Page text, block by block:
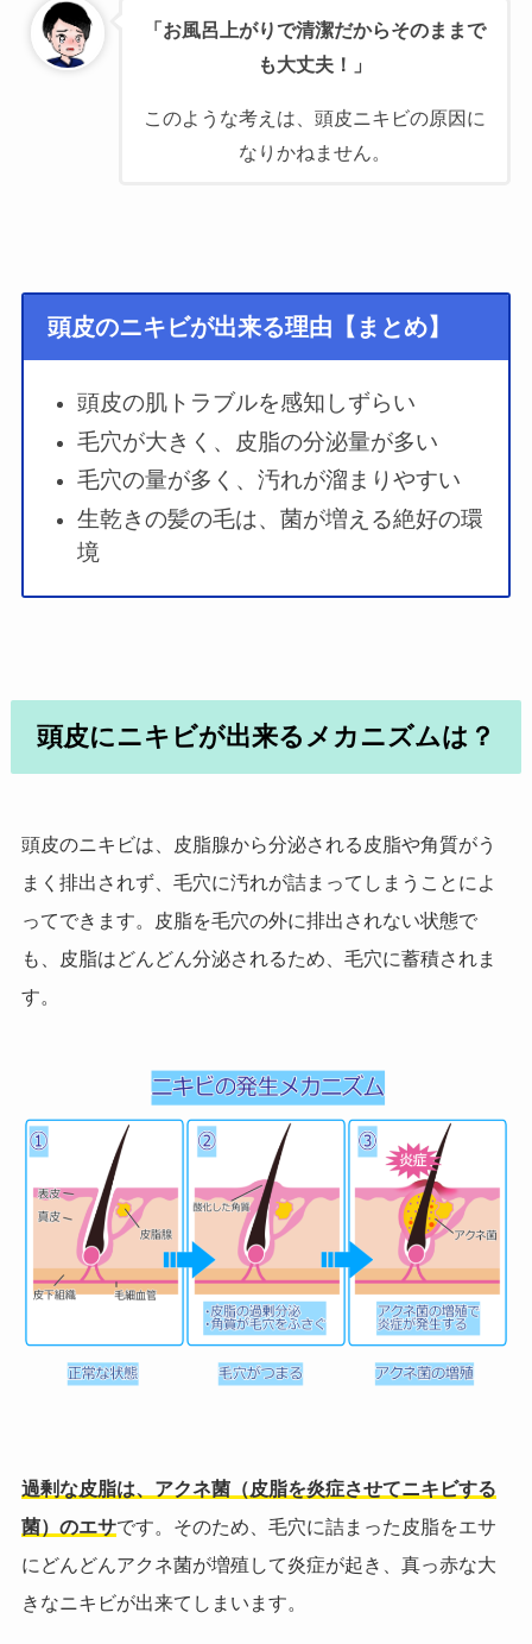
「お風呂上がりで清潔だからそのままで
も大丈夫！」
このような考えは、頭皮ニキビの原因に
なりかねません。
頭皮のニキビが出来る理由【まとめ】
頭皮の肌トラブルを感知しずらい
毛穴が大きく、皮脂の分泌量が多い
毛穴の量が多く、汚れが溜まりやすい
生乾きの髪の毛は、菌が増える絶好の環
境
頭皮にニキビが出来るメカニズムは？
頭皮のニキビは、皮脂腺から分泌される皮脂や角質がう
まく排出されず、毛穴に汚れが詰まってしまうことによ
ってできます。皮脂を毛穴の外に排出されない状態で
も、皮脂はどんどん分泌されるため、毛穴に蓄積されま
す。
過剰な皮脂は、アクネ菌（皮脂を炎症させてニキビする
菌）のエサです。そのため、毛穴に詰まった皮脂をエサ
にどんどんアクネ菌が増殖して炎症が起き、真っ赤な大
きなニキビが出来てしまいます。